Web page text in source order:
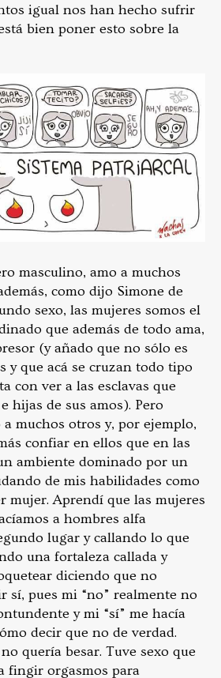
igual nos han hecho sufrir
bien poner esto sobre la
masculino, amo a muchos
como dijo Simone de
sexo, las mujeres somos el
que además de todo ama,
(y añado que no sólo es
y que acá se cruzan todo tipo
con ver a las esclavas que
hijas de sus amos). Pero
muchos otros y, por ejemplo,
confiar en ellos que en las
ambiente dominado por un
de mis habilidades como
mujer. Aprendí que las mujeres
a hombres alfa
lugar y callando lo que
una fortaleza callada y
diciendo que no
sí, pues mi “no” realmente no
y mi “sí” me hacía
decir que no de verdad.
quería besar. Tuve sexo que
fingir orgasmos para